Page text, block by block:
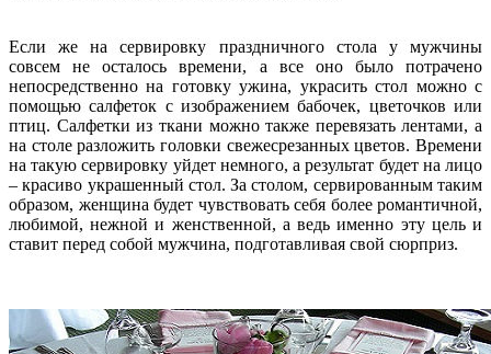
Если же на сервировку праздничного стола у мужчины
совсем не осталось времени, а все оно было потрачено
непосредственно на готовку ужина, украсить стол можно с
помощью салфеток с изображением бабочек, цветочков или
птиц. Салфетки из ткани можно также перевязать лентами, а
на столе разложить головки свежесрезанных цветов. Времени
на такую сервировку уйдет немного, а результат будет на лицо
– красиво украшенный стол. За столом, сервированным таким
образом, женщина будет чувствовать себя более романтичной,
любимой, нежной и женственной, а ведь именно эту цель и
ставит перед собой мужчина, подготавливая свой сюрприз.